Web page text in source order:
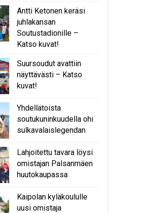
Antti Ketonen keräsi
juhlakansan
Soutustadionille –
Katso kuvat!
Suursoudut avattiin
näyttävästi – Katso
kuvat!
Yhdellätoista
soutukuninkuudella ohi
sulkavalaislegendan
Lahjoitettu tavara löysi
omistajan Palsanmäen
huutokaupassa
Kaipolan kyläkoululle
uusi omistaja